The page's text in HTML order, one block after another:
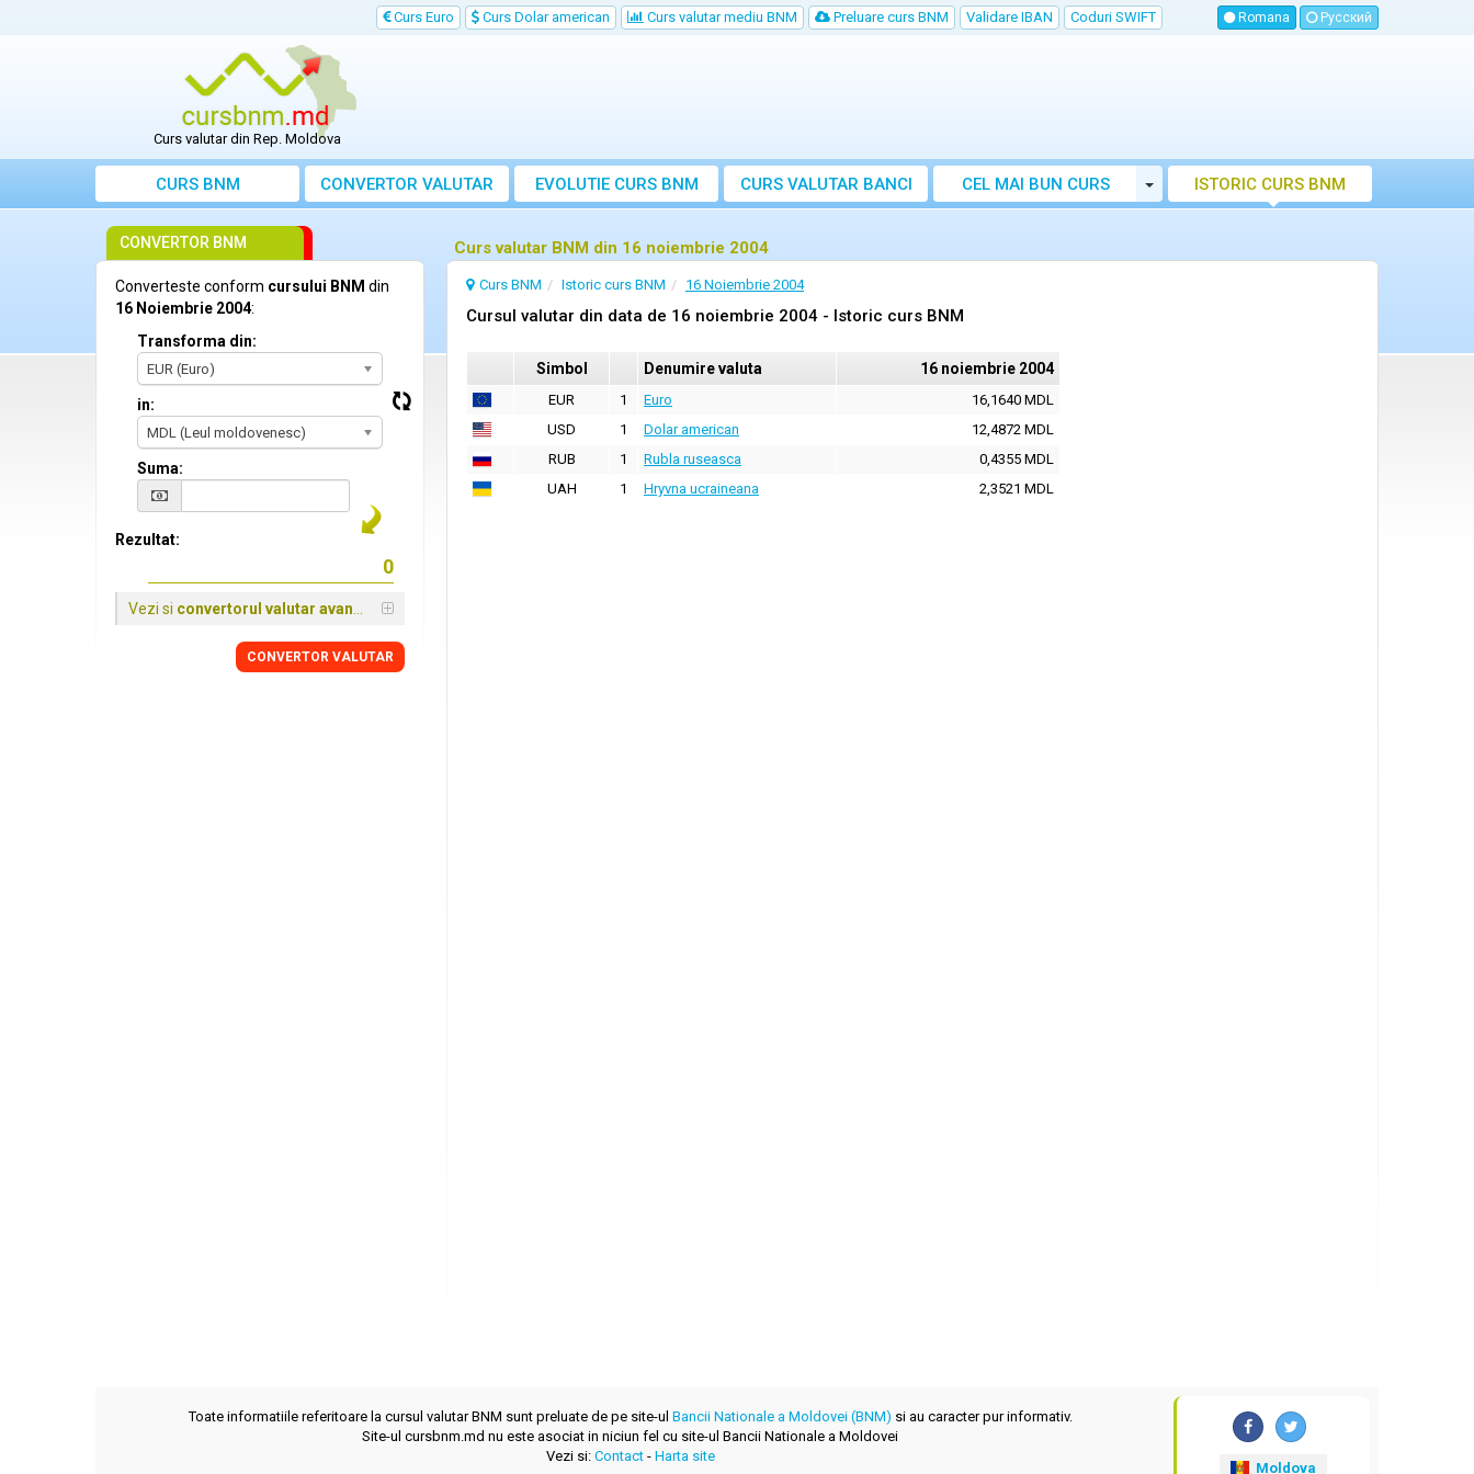
Curs Euro Curs Dolar american Curs valutar mediu BNM Preluare curs BNM Validare IBAN Coduri SWIFT Romana Русский
Curs valutar din Rep. Moldova
CURS BNM CONVERTOR VALUTAR EVOLUTIE CURS BNM CURS VALUTAR BANCI
CEL MAI BUN CURS
VALUTAR MOLDOVA
Toggle Dropdown
ISTORIC CURS BNM
Curs valutar BNM din 16 noiembrie 2004
Curs BNM Istoric curs BNM 16 Noiembrie 2004
Cursul valutar din data de 16 noiembrie 2004 - Istoric curs BNM
Simbol Denumire valuta 16 noiembrie 2004
EUR 1 Euro
16,1640 MDL
USD
1 Dolar american
12,4872 MDL
RUB
1 Rubla ruseasca
0,4355 MDL
UAH
1 Hryvna ucraineana 2,3521 MDL
CONVERTOR BNM
Converteste conform cursului BNM din
16 Noiembrie 2004:
Transforma din:
EUR (Euro)
in:
MDL (Leul moldovenesc)
Suma:
Rezultat:
Vezi si convertorul valutar avansat
CONVERTOR VALUTAR
Toate informatiile referitoare la cursul valutar BNM sunt preluate de pe site-ul Bancii Nationale a Moldovei (BNM) si au caracter pur informativ.
Site-ul cursbnm.md nu este asociat in niciun fel cu site-ul Bancii Nationale a Moldovei
Vezi si: Contact- Harta site
Moldova